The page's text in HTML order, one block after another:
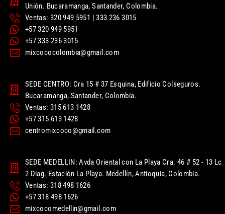
Unión. Bucaramanga, Santander, Colombia.
Ventas: 320 949 5951 | 333 236 3015
+57 320 949 5951
+57 333 236 3015
mixcococolombia@gmail.com
SEDE CENTRO: Cra 15 # 37 Esquina, Edificio Colseguros.
Bucaramanga, Santander, Colombia.
Ventas: 315 613 1428
+57 315 613 1428
centromixcoco@gmail.com
SEDE MEDELLIN: Avda Oriental con La Playa Cra. 46 # 52 - 13 Lc
2 Diag. Estación La Playa. Medellín, Antioquia, Colombia.
Ventas: 318 498 1626
+57 318 498 1626
mixcocomedellin@gmail.com